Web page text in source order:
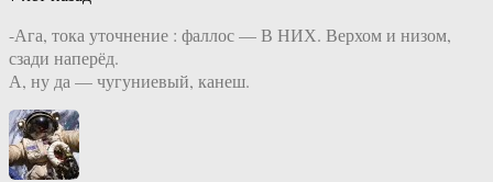
-Ага, тока уточнение : фаллос — В НИХ. Верхом и низом,
сзади наперёд.
А, ну да — чугуниевый, канеш.